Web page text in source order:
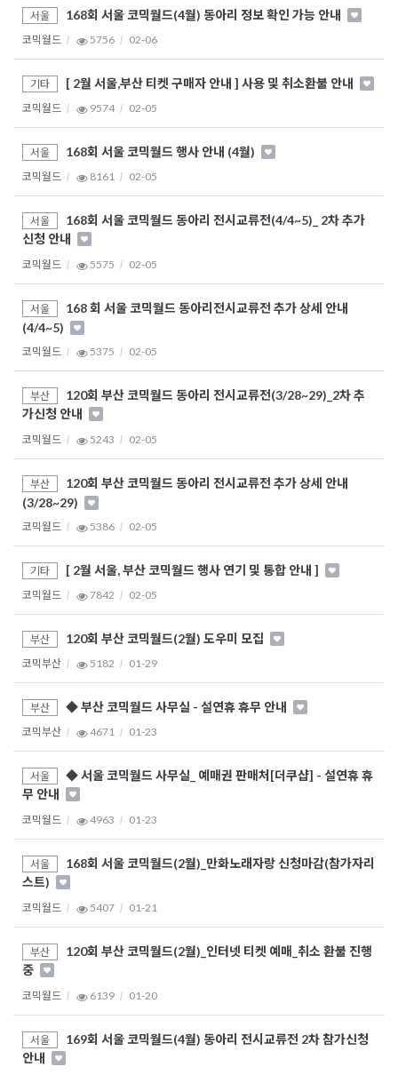
서울 168회 서울 코믹월드(4월) 동아리 정보 확인 가능 안내
코믹월드 5756 02-06
기타 [ 2월 서울,부산 티켓 구매자 안내 ] 사용 및 취소환불 안내
코믹월드 9574 02-05
서울 168회 서울 코믹월드 행사 안내 (4월)
코믹월드 8161 02-05
서울
168회 서울 코믹월드 동아리 전시교류전(4/4~5)_ 2차 추가
신청 안내
코믹월드 5575 02-05
서울
168 회 서울 코믹월드 동아리전시교류전 추가 상세 안내
(4/4~5)
코믹월드 5375 02-05
부산
120회 부산 코믹월드 동아리 전시교류전(3/28~29)_2차 추
가신청 안내
코믹월드 5243 02-05
부산
120회 부산 코믹월드 동아리 전시교류전 추가 상세 안내
(3/28~29)
코믹월드 5386 02-05
기타 [ 2월 서울, 부산 코믹월드 행사 연기 및 통합 안내 ]
코믹월드 7842 02-05
부산 120회 부산 코믹월드(2월) 도우미 모집
코믹부산 5182 01-29
부산 ◆ 부산 코믹월드 사무실 - 설연휴 휴무 안내
코믹부산 4671 01-23
서울
◆ 서울 코믹월드 사무실_ 예매권 판매처[더쿠샵] - 설연휴 휴
무 안내
코믹월드 4963 01-23
서울
168회 서울 코믹월드(2월)_만화노래자랑 신청마감(참가자리
스트)
코믹월드 5407 01-21
부산
120회 부산 코믹월드(2월)_인터넷 티켓 예매_취소 환불 진행
중
코믹월드 6139 01-20
서울
169회 서울 코믹월드(4월) 동아리 전시교류전 2차 참가신청
안내